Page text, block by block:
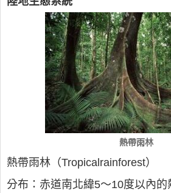
熱帶雨林
熱帶雨林（Tropicalrainforest）
分布：赤道南北緯5～10度以內